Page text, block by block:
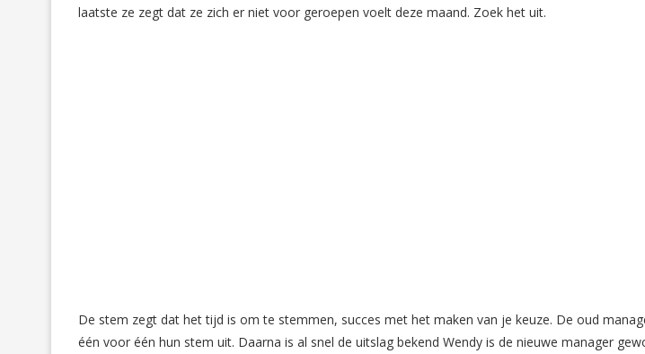
laatste ze zegt dat ze zich er niet voor geroepen voelt deze maand. Zoek het uit.
De stem zegt dat het tijd is om te stemmen, succes met het maken van je keuze. De oud
één voor één hun stem uit. Daarna is al snel de uitslag bekend Wendy is de nieuwe manager